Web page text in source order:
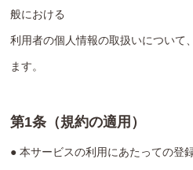
般における
利用者の個人情報の取扱いについて
ます。
第1条（規約の適用）
● 本サービスの利用にあたっての登